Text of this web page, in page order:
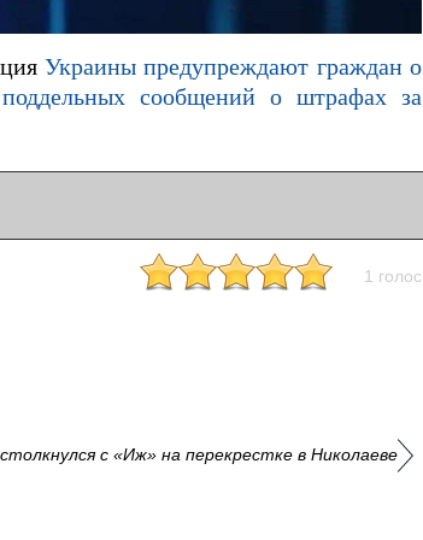
Украины предупреждают граждан о
сообщений о штрафах за
1 голос
с «Иж» на перекрестке в Николаеве